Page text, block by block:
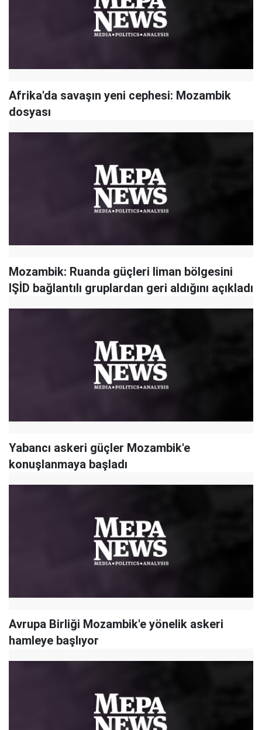
Afrika'da savaşın yeni cephesi: Mozambik
dosyası
Mozambik: Ruanda güçleri liman bölgesini
IŞİD bağlantılı gruplardan geri aldığını açıkladı
Yabancı askeri güçler Mozambik'e
konuşlanmaya başladı
Avrupa Birliği Mozambik'e yönelik askeri
hamleye başlıyor